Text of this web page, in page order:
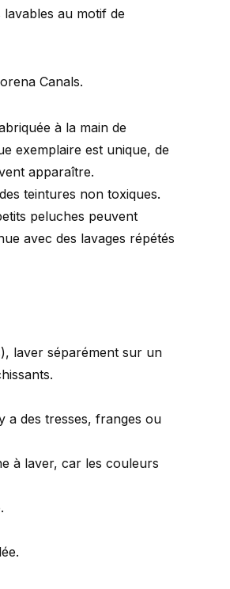
au motif de
Canals.
à la main de
exemplaire est unique, de
apparaître.
teintures non toxiques.
peluches peuvent
avec des lavages répétés
laver séparément sur un
a des tresses, franges ou
à laver, car les couleurs